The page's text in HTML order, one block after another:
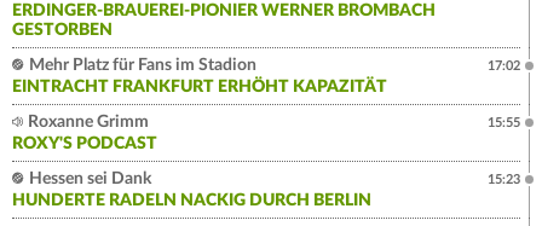
ERDINGER-BRAUEREI-PIONIER WERNER BROMBACH
GESTORBEN
Mehr Platz für Fans im Stadion
EINTRACHT FRANKFURT ERHÖHT KAPAZITÄT
17:02
Roxanne Grimm
ROXY'S PODCAST
15:55
Hessen sei Dank
HUNDERTE RADELN NACKIG DURCH BERLIN
15:23